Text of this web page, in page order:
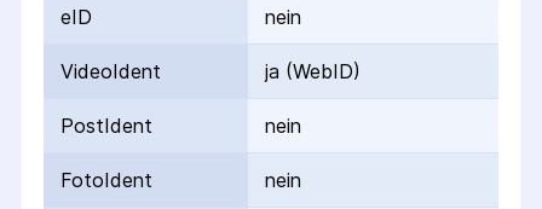
eID nein
VideoIdent ja (WebID)
PostIdent nein
FotoIdent nein